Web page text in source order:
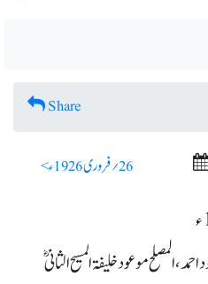
Share
26؍ فروری 1926ء >
المصلح موعود خلیفۃ المسیح الثانیؓ